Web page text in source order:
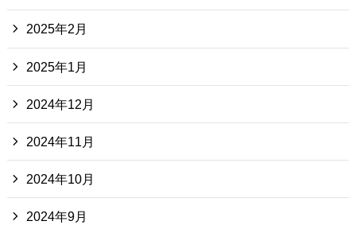
2025年2月
2025年1月
2024年12月
2024年11月
2024年10月
2024年9月